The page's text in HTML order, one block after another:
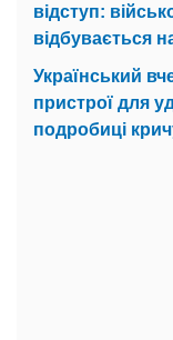
відступ:
відбувається
Український
пристрої для
подробиці